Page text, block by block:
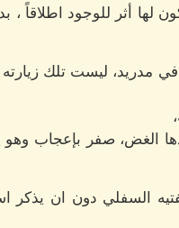
لها أثر للوجود اطلاقاً ،
مدريد، ليست تلك زيارته
الغض، صفر بإعجاب وهو
السفلي دون ان يذكر